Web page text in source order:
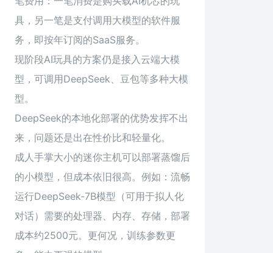
具，另一笔是支付调用大模型的软件服
务，即按年订阅的SaaS服务。
现阶段AI玩具的方案仍是接入云端大模
型，可调用DeepSeek、豆包等多种大模
型。
DeepSeek的本地化部署的优势发挥不出
来，问题还是出在性价比和轻量化。
成人手掌大小的迷你主机可以部署蒸馏后
的小模型，但成本依旧很高。例如：流畅
运行DeepSeek-7B模型（可用于拟人化
对话）需要的处理器、内存、存储，部署
成本约2500元。更何况，训练参数更